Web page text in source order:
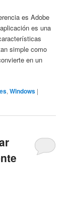
es Adobe
es una
simple como
en un
,Windows |